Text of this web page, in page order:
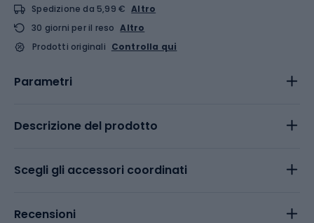
Spedizione da 5,99 € Altro
30 giorni per il reso Altro
Prodotti originali Controlla qui
Parametri
Descrizione del prodotto
Scegli gli accessori coordinati
Recensioni